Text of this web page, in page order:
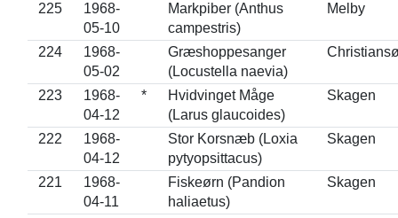
225
1968-
05-10
Markpiber (Anthus
campestris)
Melby
224
1968-
05-02
Græshoppesanger
(Locustella naevia)
223
1968-
04-12
*
Hvidvinget Måge
(Larus glaucoides)
Skagen
222
1968-
04-12
Stor Korsnæb (Loxia
pytyopsittacus)
Skagen
221
1968-
04-11
Fiskeørn (Pandion
haliaetus)
Skagen